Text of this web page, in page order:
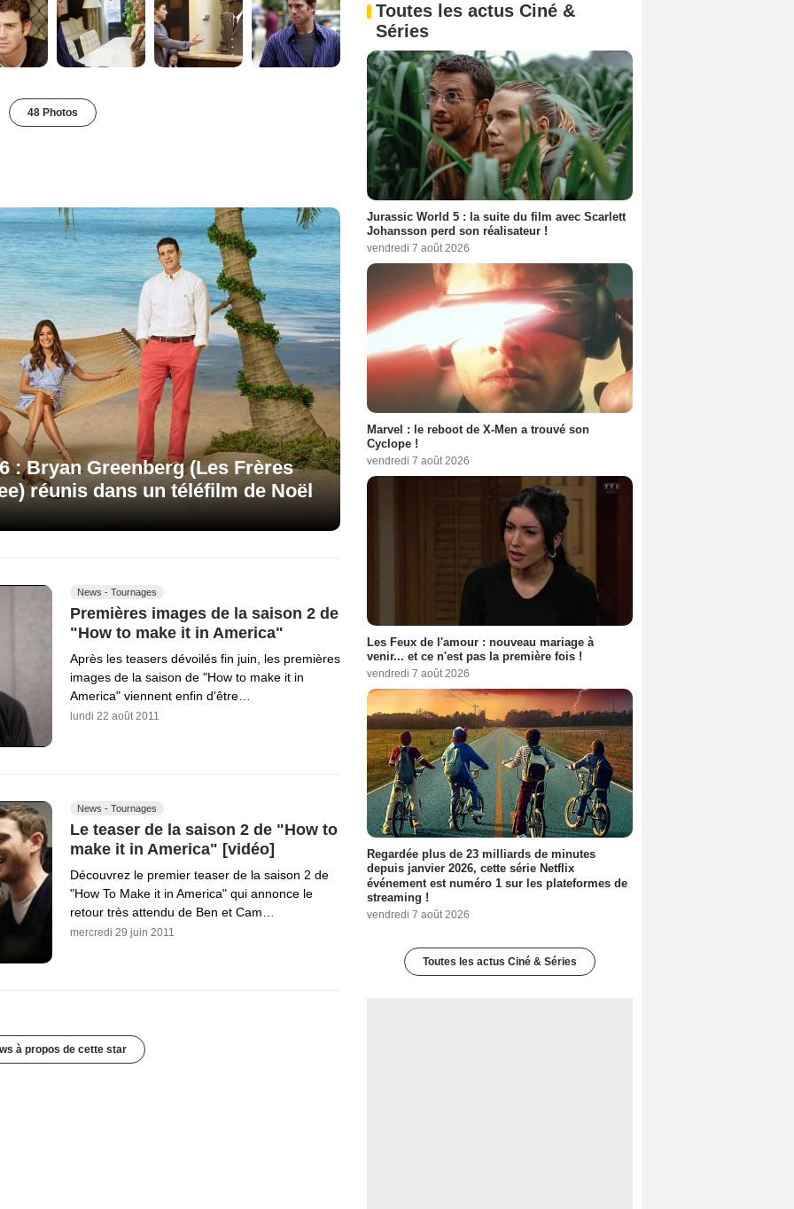
48 Photos
: Bryan Greenberg (Les Frères
réunis dans un téléfilm de Noël
News - Tournages
Premières images de la saison 2 de
"How to make it in America"
Après les teasers dévoilés fin juin, les premières
images de la saison de "How to make it in
America" viennent enfin d'être…
lundi 22 août 2011
News - Tournages
Le teaser de la saison 2 de "How to
make it in America" [vidéo]
Découvrez le premier teaser de la saison 2 de
"How To Make it in America" qui annonce le
retour très attendu de Ben et Cam…
mercredi 29 juin 2011
à propos de cette star
Toutes les actus Ciné &
Séries
Jurassic World 5 : la suite du film avec Scarlett
Johansson perd son réalisateur !
vendredi 7 août 2026
Marvel : le reboot de X-Men a trouvé son
Cyclope !
vendredi 7 août 2026
Les Feux de l'amour : nouveau mariage à
venir... et ce n'est pas la première fois !
vendredi 7 août 2026
Regardée plus de 23 milliards de minutes
depuis janvier 2026, cette série Netflix
événement est numéro 1 sur les plateformes de
streaming !
vendredi 7 août 2026
Toutes les actus Ciné & Séries